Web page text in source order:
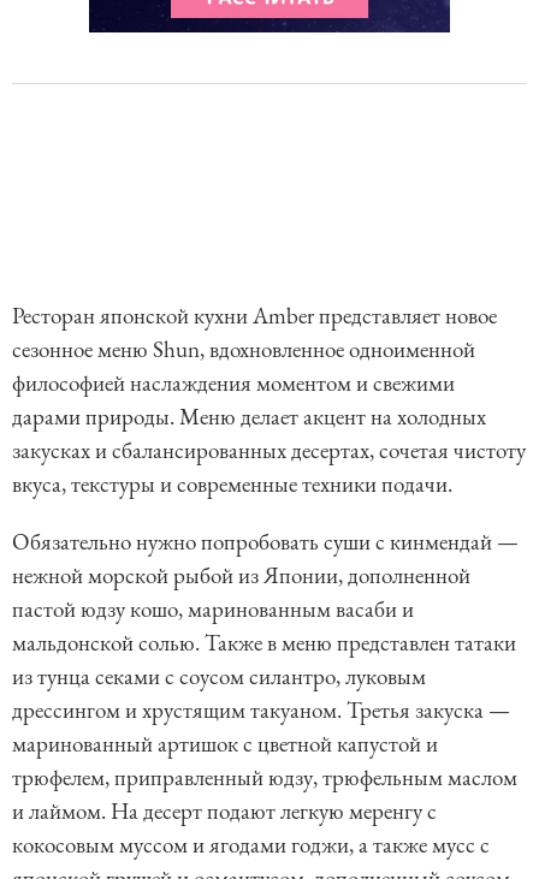
Ресторан японской кухни Amber представляет новое
сезонное меню Shun, вдохновленное одноименной
философией наслаждения моментом и свежими
дарами природы. Меню делает акцент на холодных
закусках и сбалансированных десертах, сочетая чистоту
вкуса, текстуры и современные техники подачи.
Обязательно нужно попробовать суши с кинмендай —
нежной морской рыбой из Японии, дополненной
пастой юдзу кошо, маринованным васаби и
мальдонской солью. Также в меню представлен татаки
из тунца секами с соусом силантро, луковым
дрессингом и хрустящим такуаном. Третья закуска —
маринованный артишок с цветной капустой и
трюфелем, приправленный юдзу, трюфельным маслом
и лаймом. На десерт подают легкую меренгу с
кокосовым муссом и ягодами годжи, а также мусс с